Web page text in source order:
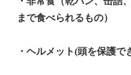
まで食べられるもの）
・ヘルメット(頭を保護で